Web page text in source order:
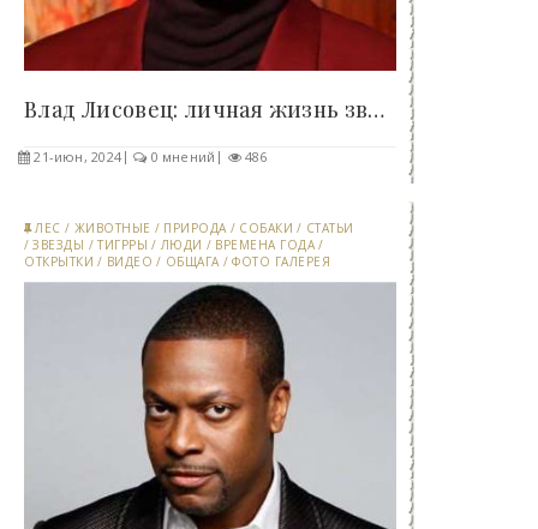
Влад Лисовец: личная жизнь звезды под прицелом..
21-июн, 2024 0 мнений 486
ЛЕС / ЖИВОТНЫЕ / ПРИРОДА / СОБАКИ / СТАТЬИ
/ЗВЕЗДЫ /ТИГРРЫ / ЛЮДИ / ВРЕМЕНА ГОДА /
ОТКРЫТКИ / ВИДЕО / ОБЩАГА /ФОТО ГАЛЕРЕЯ